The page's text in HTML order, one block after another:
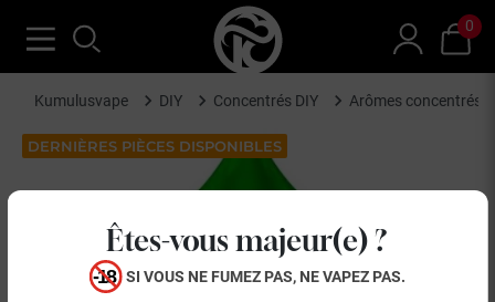
Êtes-vous majeur(e) ?
SI VOUS NE FUMEZ PAS, NE VAPEZ PAS.
0
Kumulusvape DIY Concentrés DIY Arômes concentrés
DERNIÈRES PIÈCES DISPONIBLES